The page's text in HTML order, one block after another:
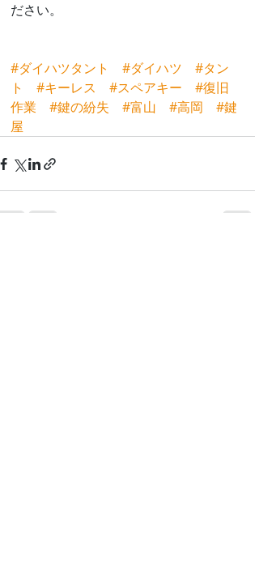
ださい。
#ダイハツタント #ダイハツ
#タン
ト
#キーレス #スペアキー
#復旧
作業
#鍵の紛失 #富山 #高岡
#鍵
屋